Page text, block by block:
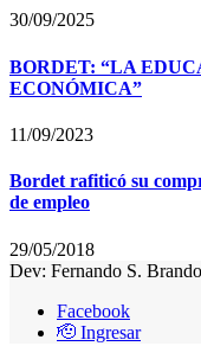
30/09/2025
BORDET: “LA
ECONÓMICA”
11/09/2023
Bordet rafiticó su
de empleo
29/05/2018
Dev: Fernando S.
Facebook
🫡 Ingresar